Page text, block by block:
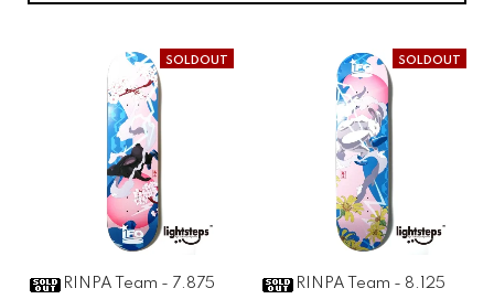
SOLDOUT
RINPA Team - 7.875
SOLDOUT
RINPA Team - 8.125